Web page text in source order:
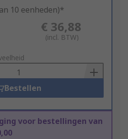
10 eenheden)*
€ 36,88
(incl. BTW)
Bestellen
voor bestellingen van